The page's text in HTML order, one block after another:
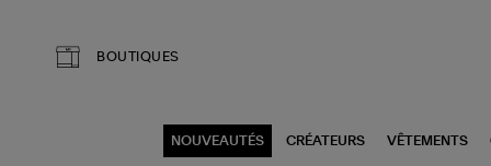
BOUTIQUES
NOUVEAUTÉS CRÉATEURS VÊTEMENTS